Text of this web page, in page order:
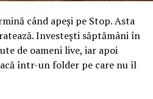
când apeși pe Stop. Asta
Investești săptămâni în
de oameni live, iar apoi
într-un folder pe care nu îl